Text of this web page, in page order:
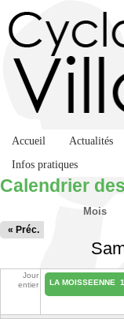
Accueil Actualités
Infos pratiques
Calendrier
Onglets principauxMois
« Préc.
Jour
entier
LA MOISSEENNE